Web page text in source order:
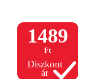
1489
Ft
Diszkont
ár